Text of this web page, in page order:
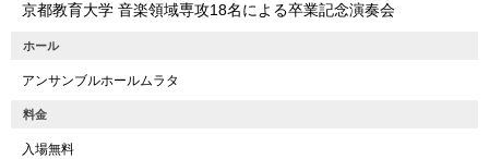
京都教育大学 音楽領域専攻18名による卒業記念演奏会
ホール
アンサンブルホールムラタ
料金
入場無料